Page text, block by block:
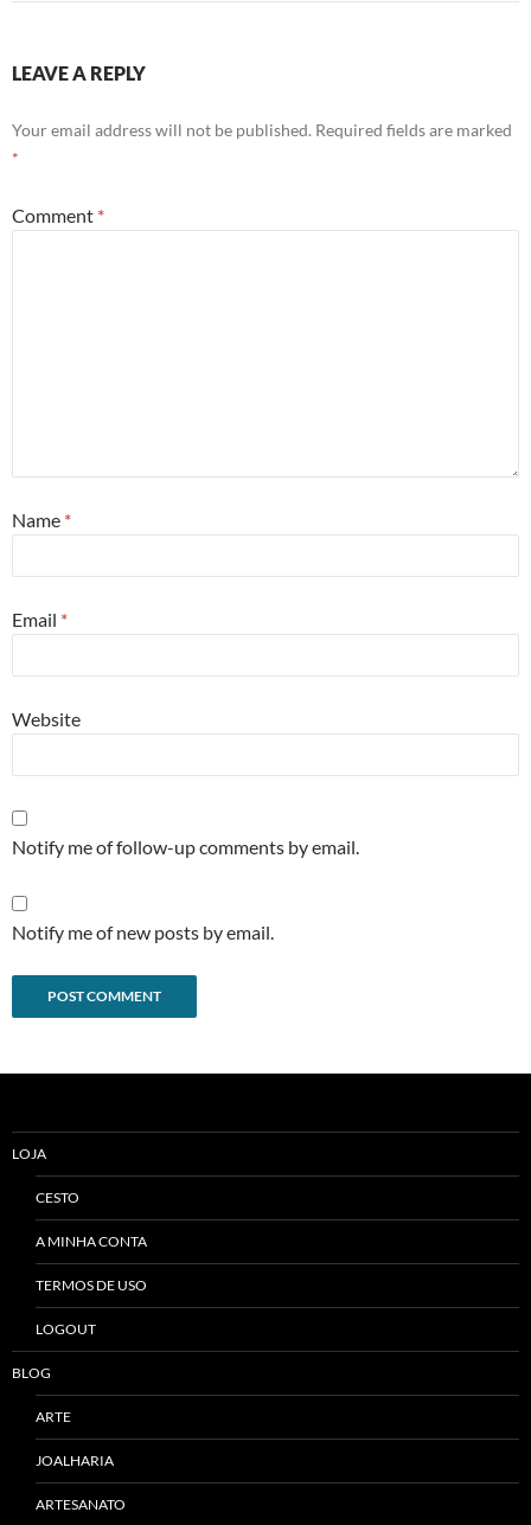
LEAVE A REPLY
Your email address will not be published. Required fields are marked
*
Comment *
Name *
Email *
Website
Notify me of follow-up comments by email.
Notify me of new posts by email.
LOJA
CESTO
A MINHA CONTA
TERMOS DE USO
LOGOUT
BLOG
ARTE
JOALHARIA
ARTESANATO